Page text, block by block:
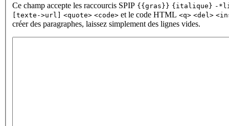
Ce champ accepte les raccourcis SPIP {{gras}} {italique} -
[texte->url] <quote> <code> et le code HTML <q> <del>
créer des paragraphes, laissez simplement des lignes vides.